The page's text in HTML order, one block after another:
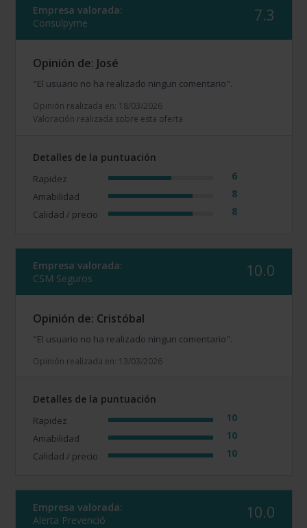
Empresa valorada:
Consulpyme
7.3
Opinión de: José
"El usuario no ha realizado ningun comentario".
Opinión realizada en: 18/03/2026
Valoración realizada sobre esta oferta
Detalles de la puntuación
Rapidez 6
Amabilidad 8
Calidad / precio 8
Empresa valorada:
CSM Seguros
10.0
Opinión de: Cristóbal
"El usuario no ha realizado ningun comentario".
Opinión realizada en: 13/03/2026
Detalles de la puntuación
Rapidez 10
Amabilidad 10
Calidad / precio 10
Empresa valorada:
Alerta Prevenció
10.0